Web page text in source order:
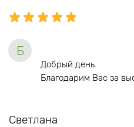
Б
Добрый день.
Благодарим Вас за
Светлана